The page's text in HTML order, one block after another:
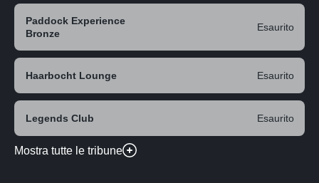
Paddock Experience
Bronze
Esaurito
Haarbocht Lounge Esaurito
Legends Club Esaurito
Mostra tutte le tribune